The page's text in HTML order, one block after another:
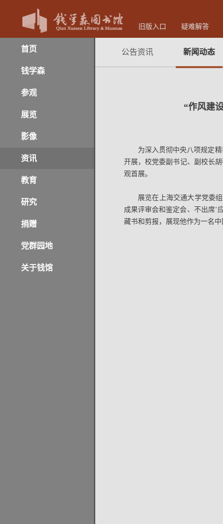
旧版入口 疑难解答
首页
钱学森
参观
展览
影像
资讯
教育
研究
捐赠
党群园地
关于钱馆
公告资讯 新闻动态
“作风建
为深入贯彻中央八项规定
开展，校党委副书记、副校长
观首展。
展览在上海交通大学党委
成果评审会和鉴定会、不出席‘
藏书和剪报，展现他作为一名